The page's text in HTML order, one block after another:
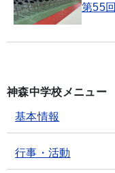
第55
神森中学校メニュー
基本情報
行事・活動